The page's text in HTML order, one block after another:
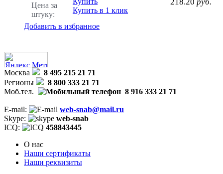
Цена за
штуку:
Купить в 1 клик
Добавить в избранное
Москва
8 495 215 21 71
Регионы
8 800 333 21 71
Моб.тел.
8 916 333 21 71
E-mail:
web-snab@mail.ru
Skype:
web-snab
ICQ:
458843445
О нас
Наши сертификаты
Наши реквизиты